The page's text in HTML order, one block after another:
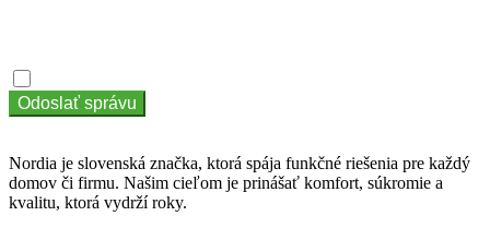
Odoslať správu
Nordia je slovenská značka, ktorá spája funkčné riešenia pre každý
domov či firmu. Našim cieľom je prinášať komfort, súkromie a
kvalitu, ktorá vydrží roky.